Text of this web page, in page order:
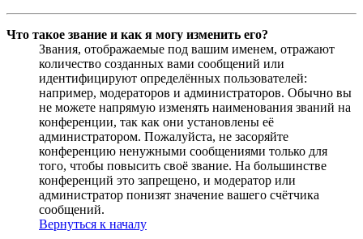
Что такое звание и как я могу изменить его?
Звания, отображаемые под вашим именем, отражают
количество созданных вами сообщений или
идентифицируют определённых пользователей:
например, модераторов и администраторов. Обычно вы
не можете напрямую изменять наименования званий на
конференции, так как они установлены её
администратором. Пожалуйста, не засоряйте
конференцию ненужными сообщениями только для
того, чтобы повысить своё звание. На большинстве
конференций это запрещено, и модератор или
администратор понизят значение вашего счётчика
сообщений.
Вернуться к началу